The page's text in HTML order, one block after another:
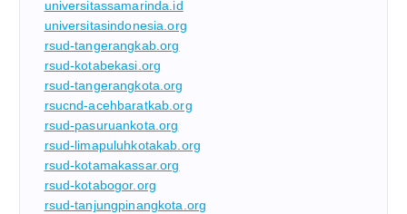
universitassamarinda.id
universitasindonesia.org
rsud-tangerangkab.org
rsud-kotabekasi.org
rsud-tangerangkota.org
rsucnd-acehbaratkab.org
rsud-pasuruankota.org
rsud-limapuluhkotakab.org
rsud-kotamakassar.org
rsud-kotabogor.org
rsud-tanjungpinangkota.org